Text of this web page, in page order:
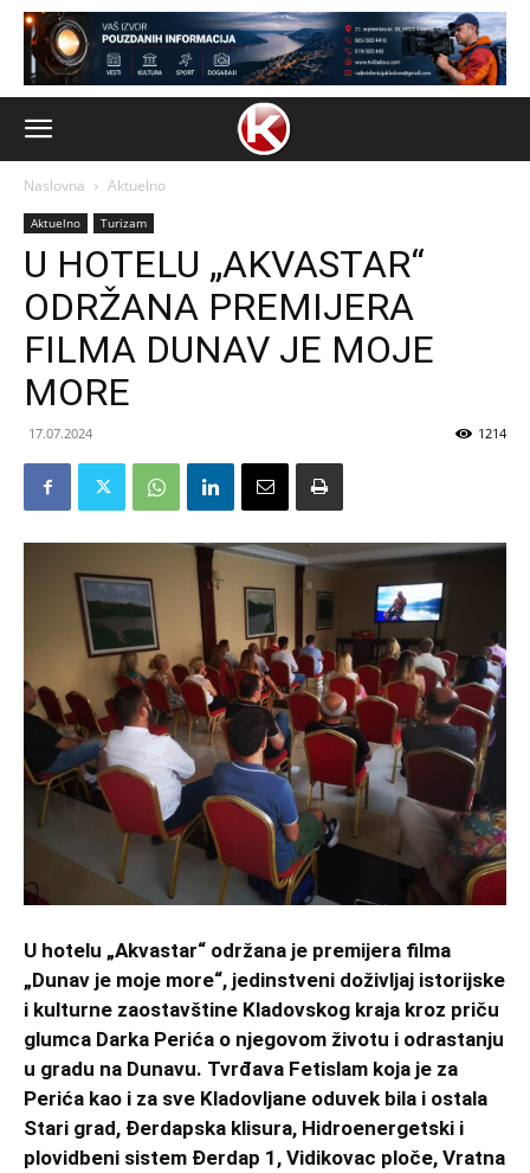
Naslovna Aktuelno
Aktuelno Turizam
U HOTELU „AKVASTAR“
ODRŽANA PREMIJERA
FILMA DUNAV JE MOJE
MORE
17.07.2024 1214
U hotelu „Akvastar“ održana je premijera filma
„Dunav je moje more“, jedinstveni doživljaj istorijske
i kulturne zaostavštine Kladovskog kraja kroz priču
glumca Darka Perića o njegovom životu i odrastanju
u gradu na Dunavu. Tvrđava Fetislam koja je za
Perića kao i za sve Kladovljane oduvek bila i ostala
Stari grad, Đerdapska klisura, Hidroenergetski i
plovidbeni sistem Đerdap 1, Vidikovac ploče, Vratna